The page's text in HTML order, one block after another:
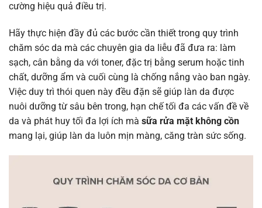
cường hiệu quả điều trị.
Hãy thực hiện đầy đủ các bước cần thiết trong quy trình
chăm sóc da mà các chuyên gia da liễu đã đưa ra: làm
sạch, cân bằng da với toner, đặc trị bằng serum hoặc tinh
chất, dưỡng ẩm và cuối cùng là chống nắng vào ban ngày.
Việc duy trì thói quen này đều đặn sẽ giúp làn da được
nuôi dưỡng từ sâu bên trong, hạn chế tối đa các vấn đề về
da và phát huy tối đa lợi ích mà sữa rửa mặt không cồn
mang lại, giúp làn da luôn mịn màng, căng tràn sức sống.